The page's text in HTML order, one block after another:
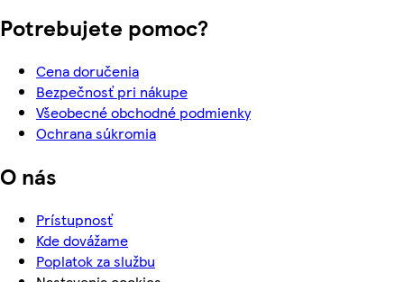
Potrebujete pomoc?
Cena doručenia
Bezpečnosť pri nákupe
Všeobecné obchodné podmienky
Ochrana súkromia
O nás
Prístupnosť
Kde dovážame
Poplatok za službu